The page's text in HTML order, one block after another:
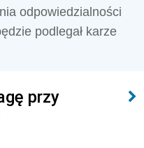
odpowiedzialności
podlegał karze
przy